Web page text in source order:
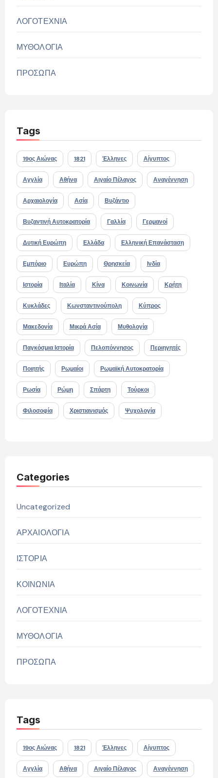
ΛΟΓΟΤΕΧΝΙΑ
ΜΥΘΟΛΟΓΙΑ
ΠΡΟΣΩΠΑ
Tags
19ος Αιώνας 1821 Έλληνες Αίγυπτος
Αγγλία Αθήνα Αιγαίο Πέλαγος Αναγέννηση
Αρχαιολογία Ασία Βυζάντιο
Βυζαντινή Αυτοκρατορία Γαλλία Γερμανοί
Δυτική Ευρώπη Ελλάδα Ελληνική Επανάσταση
Εμπόριο Ευρώπη Θρησκεία Ινδία
Ιστορία Ιταλία Κίνα Κοινωνία Κρήτη
Κυκλάδες Κωνσταντινούπολη Κύπρος
Μακεδονία Μικρά Ασία Μυθολογία
Παγκόσμια Ιστορία Πελοπόννησος Περιηγητές
Ποιητής Ρωμαίοι Ρωμαϊκή Αυτοκρατορία
Ρωσία Ρώμη Σπάρτη Τούρκοι
Φιλοσοφία Χριστιανισμός Ψυχολογία
Categories
Uncategorized
ΑΡΧΑΙΟΛΟΓΙΑ
ΙΣΤΟΡΙΑ
ΚΟΙΝΩΝΙΑ
ΛΟΓΟΤΕΧΝΙΑ
ΜΥΘΟΛΟΓΙΑ
ΠΡΟΣΩΠΑ
Tags
19ος Αιώνας 1821 Έλληνες Αίγυπτος
Αγγλία Αθήνα Αιγαίο Πέλαγος Αναγέννηση